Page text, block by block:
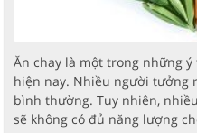
Ăn chay là một trong những
hiện nay. Nhiều người tưởng
bình thường. Tuy nhiên,
sẽ không có đủ năng lượng